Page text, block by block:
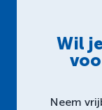
Wil
Neem